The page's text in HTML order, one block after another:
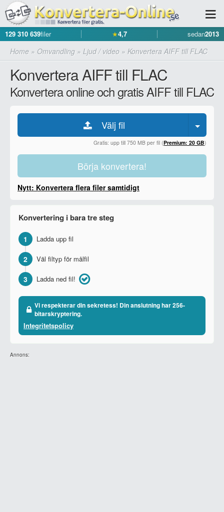
129 310 639filer ★4,7 sedan2013
Home » Omvandling » Ljud / video » Konvertera AIFF till FLAC
Konvertera AIFF till FLAC
Konvertera online och gratis AIFF till FLAC
Välj fil
Gratis: upp till 750 MB per fil (Premium: 20 GB)
Börja konvertera!
Nytt: Konvertera flera filer samtidigt
Konvertering i bara tre steg
1 Ladda upp fil
2 Väl filtyp för målfil
3 Ladda ned fil!
Vi respekterar din sekretess! Din anslutning har 256-
bitarskryptering.
Integritetspolicy
Annons: